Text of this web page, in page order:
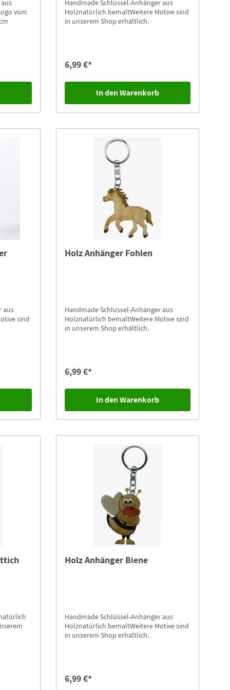
„Zootiere des Jahres“ gilt: Die
Schutzmaßnahmen werden über das
Kampagnenjahr hinaus fortgesetzt und
und Transfer des Schlüsselanhängers
vom
Handmade Schlüssel-Anhänger aus
Holznatürlich bemaltWeitere Motive sind
in unserem Shop erhältlich.
6,99 €*
In den Warenkorb
aus
sind
Holz Anhänger Fohlen
Handmade Schlüssel-Anhänger aus
Holznatürlich bemaltWeitere Motive sind
in unserem Shop erhältlich.
6,99 €*
In den Warenkorb
Holz Anhänger Biene
Handmade Schlüssel-Anhänger aus
Holznatürlich bemaltWeitere Motive sind
in unserem Shop erhältlich.
6,99 €*